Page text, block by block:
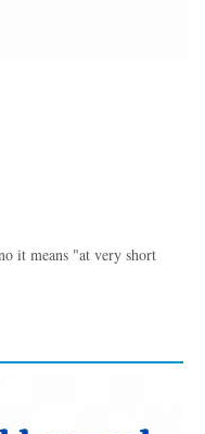
it means "at very short